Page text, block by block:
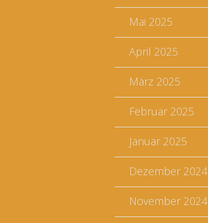
Mai 2025
April 2025
März 2025
Februar 2025
Januar 2025
Dezember 2024
November 2024